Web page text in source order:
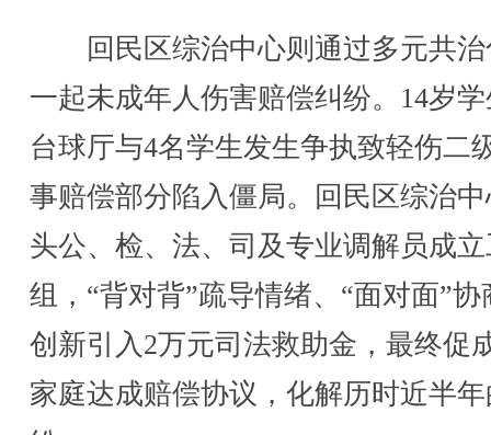
回民区综治中心则通过多元共治
一起未成年人伤害赔偿纠纷。14岁
台球厅与4名学生发生争执致轻伤二
事赔偿部分陷入僵局。回民区综治
头公、检、法、司及专业调解员成
组，“背对背”疏导情绪、“面对面”协
创新引入2万元司法救助金，最终促
家庭达成赔偿协议，化解历时近半